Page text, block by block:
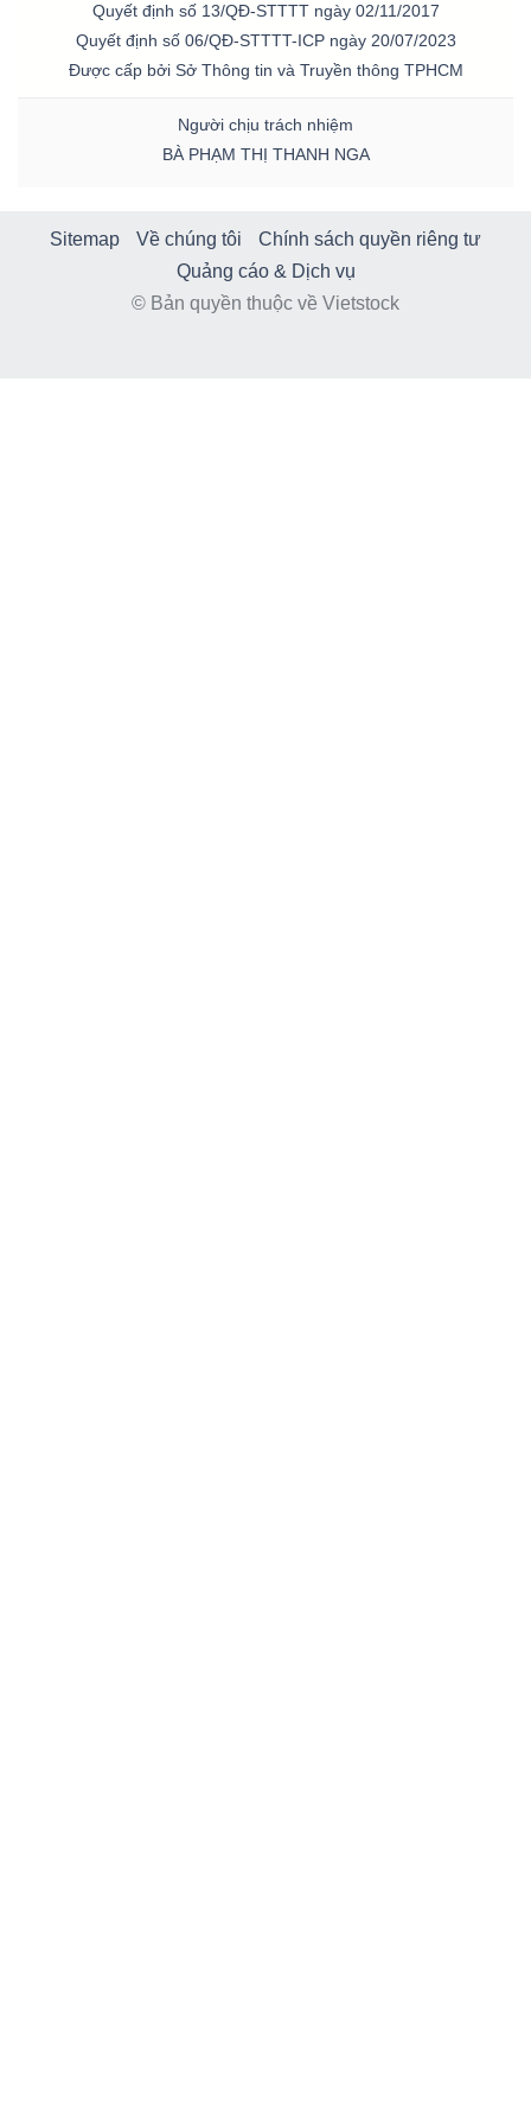
Quyết định số 13/QĐ-STTTT ngày 02/11/2017
Quyết định số 06/QĐ-STTTT-ICP ngày 20/07/2023
Được cấp bởi Sở Thông tin và Truyền thông TPHCM
Người chịu trách nhiệm
BÀ PHẠM THỊ THANH NGA
Sitemap Về chúng tôi
Chính sách quyền riêng tư
Quảng cáo & Dịch vụ
© Bản quyền thuộc về Vietstock